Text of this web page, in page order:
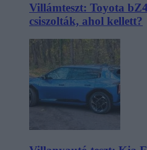
Villámteszt: Toyota
csiszolták, ahol kellett?